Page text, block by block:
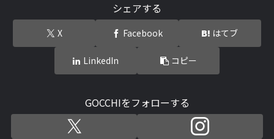
シェアする
X Facebook はてブ
LinkedIn コピー
GOCCHIをフォローする